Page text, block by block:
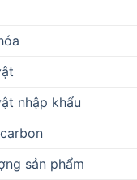
nhập khẩu
sản phẩm